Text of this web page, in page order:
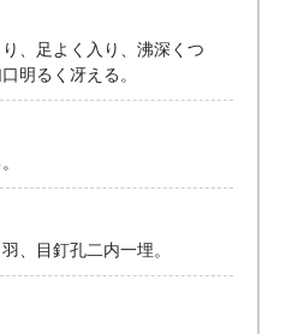
、足よく入り、沸深くつ
明るく冴える。
、目釘孔二内一埋。